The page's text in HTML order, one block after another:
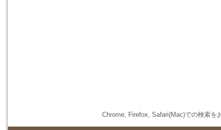
Chrome, Firefox, Safari(Mac)での検索を